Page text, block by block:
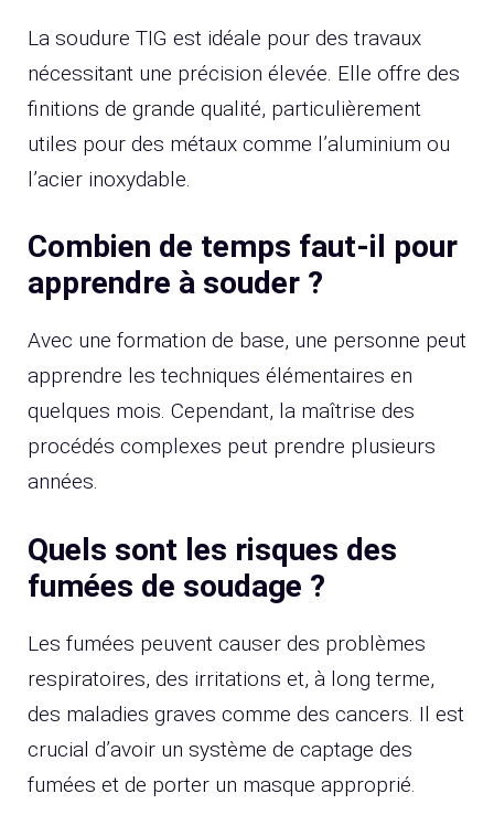
La soudure TIG est idéale pour des travaux
nécessitant une précision élevée. Elle offre des
finitions de grande qualité, particulièrement
utiles pour des métaux comme l’aluminium ou
l’acier inoxydable.
Combien de temps faut-il pour
apprendre à souder ?
Avec une formation de base, une personne peut
apprendre les techniques élémentaires en
quelques mois. Cependant, la maîtrise des
procédés complexes peut prendre plusieurs
années.
Quels sont les risques des
fumées de soudage ?
Les fumées peuvent causer des problèmes
respiratoires, des irritations et, à long terme,
des maladies graves comme des cancers. Il est
crucial d’avoir un système de captage des
fumées et de porter un masque approprié.